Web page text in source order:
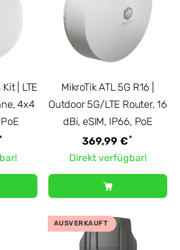
Kit | LTE
4x4
MikroTik ATL 5G R16 |
Outdoor 5G/LTE Router, 16
dBi, eSIM, IP66, PoE
369,99 €*
Direkt verfügbar!
AUSVERKAUFT